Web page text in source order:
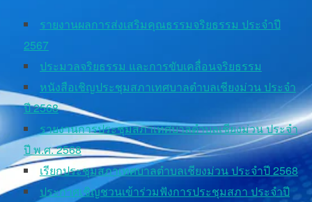
รายงานผลการส่งเสริมคุณธรรมจริยธรรม ประจำปี
2567
ประมวลจริยธรรม และการขับเคลื่อนจริยธรรม
หนังสือเชิญประชุมสภาเทศบาลตำบลเชียงม่วน ประจำ
ปี 2568
รายงานการประชุมสภาเทศบาลตำบลเชียงม่วน ประจำ
ปี พ.ศ. 2568
เรียกประชุมสภาเทศบาลตำบลเชียงม่วน ประจำปี 2568
ประกาศเชิญชวนเข้าร่วมฟังการประชุมสภา ประจำปี